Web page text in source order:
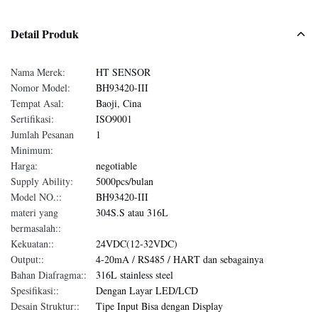
Detail Produk
Nama Merek:
HT SENSOR
Nomor Model:
BH93420-III
Tempat Asal:
Baoji, Cina
Sertifikasi:
ISO9001
Jumlah Pesanan
Minimum:
1
Harga:
negotiable
Supply Ability:
5000pcs/bulan
Model NO.::
BH93420-III
materi yang
bermasalah::
304S.S atau 316L
Kekuatan::
24VDC(12-32VDC)
Output::
4-20mA / RS485 / HART dan sebagainya
Bahan Diafragma::
316L stainless steel
Spesifikasi::
Dengan Layar LED/LCD
Desain Struktur::
Tipe Input Bisa dengan Display